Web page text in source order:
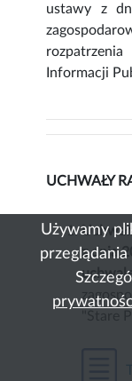
Używamy
ustawy z
Informacji
UCHWAŁY
z dnia
"Stare